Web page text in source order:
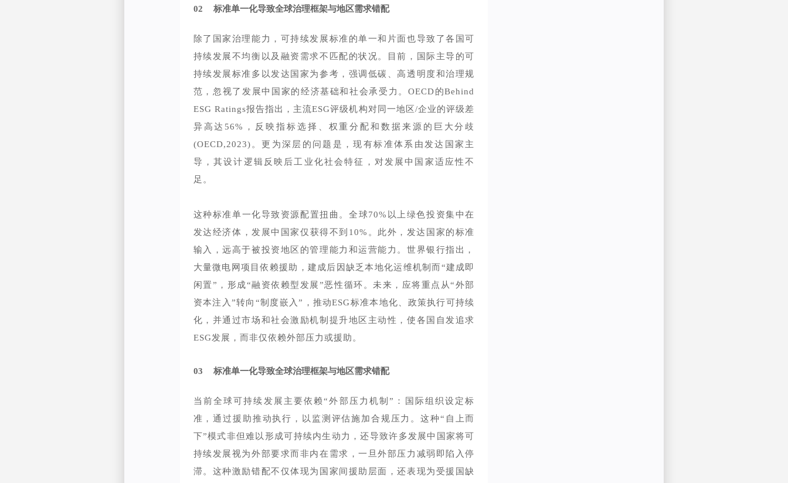
02 标准单一化导致全球治理框架与地区需求错配
除了国家治理能力，可持续发展标准的单一和片面也导致了各国可
持续发展不均衡以及融资需求不匹配的状况。目前，国际主导的可
持续发展标准多以发达国家为参考，强调低碳、高透明度和治理规
范，忽视了发展中国家的经济基础和社会承受力。OECD的Behind
ESG Ratings报告指出，主流ESG评级机构对同一地区/企业的评级差
异高达56%，反映指标选择、权重分配和数据来源的巨大分歧
(OECD,2023)。更为深层的问题是，现有标准体系由发达国家主
导，其设计逻辑反映后工业化社会特征，对发展中国家适应性不
足。
这种标准单一化导致资源配置扭曲。全球70%以上绿色投资集中在
发达经济体，发展中国家仅获得不到10%。此外，发达国家的标准
输入，远高于被投资地区的管理能力和运营能力。世界银行指出，
大量微电网项目依赖援助，建成后因缺乏本地化运维机制而“建成即
闲置”，形成“融资依赖型发展”恶性循环。未来，应将重点从“外部
资本注入”转向“制度嵌入”，推动ESG标准本地化、政策执行可持续
化，并通过市场和社会激励机制提升地区主动性，使各国自发追求
ESG发展，而非仅依赖外部压力或援助。
03 标准单一化导致全球治理框架与地区需求错配
当前全球可持续发展主要依赖“外部压力机制”：国际组织设定标
准，通过援助推动执行，以监测评估施加合规压力。这种“自上而
下”模式非但难以形成可持续内生动力，还导致许多发展中国家将可
持续发展视为外部要求而非内在需求，一旦外部压力减弱即陷入停
滞。这种激励错配不仅体现为国家间援助层面，还表现为受援国缺